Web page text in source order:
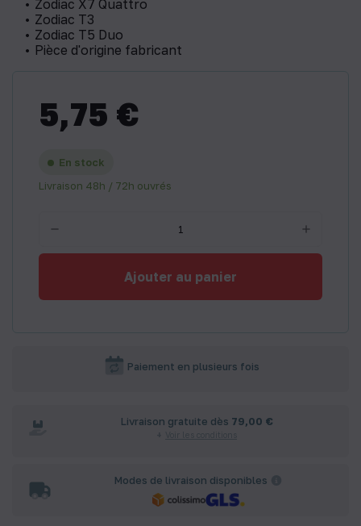
Zodiac X7 Quattro
Zodiac T3
Zodiac T5 Duo
Pièce d'origine fabricant
5,75 €
En stock
Livraison 48h / 72h ouvrés
Ajouter au panier
Paiement en plusieurs fois
Livraison gratuite dès 79,00 €
Modes de livraison disponibles